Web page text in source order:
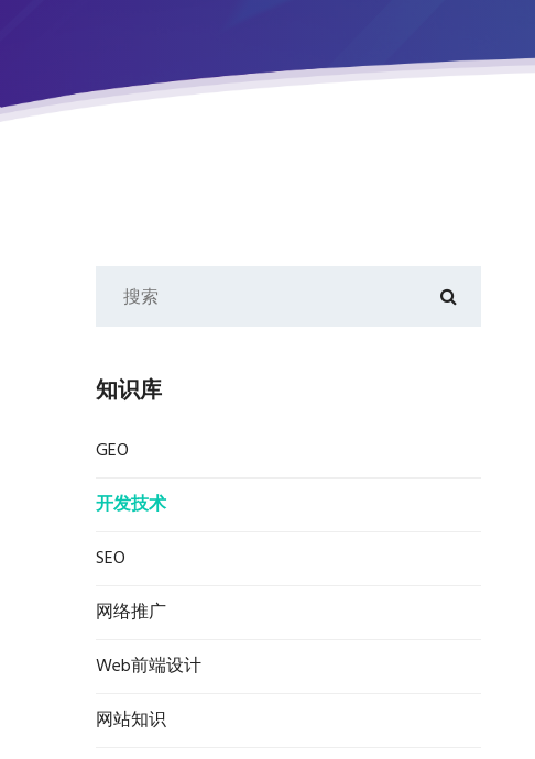
知识库
GEO
开发技术
SEO
网络推广
Web前端设计
网站知识